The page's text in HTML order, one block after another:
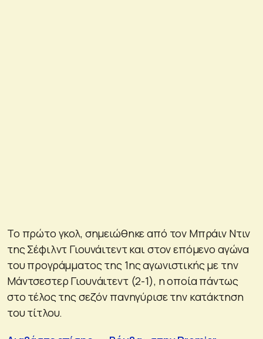
Το πρώτο γκολ, σημειώθηκε από τον Μπράιν Ντιν
της Σέφιλντ Γιουνάιτεντ και στον επόμενο αγώνα
του προγράμματος της 1ης αγωνιστικής με την
Μάντσεστερ Γιουνάιτεντ (2-1), η οποία πάντως
στο τέλος της σεζόν πανηγύρισε την κατάκτηση
του τίτλου.